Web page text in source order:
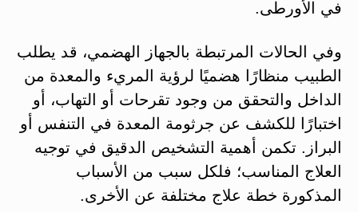
في الأورطى.
وفي الحالات المرتبطة بالجهاز الهضمي، قد يطلب
الطبيب منظارًا هضميًا لرؤية المريء والمعدة من
الداخل والتحقق من وجود تقرحات أو التهاب، أو
اختبارًا للكشف عن جرثومة المعدة في التنفس أو
البراز. تكمن أهمية التشخيص الدقيق في توجيه
العلاج المناسب؛ فلكل سبب من الأسباب
المذكورة خطة علاج مختلفة عن الأخرى.